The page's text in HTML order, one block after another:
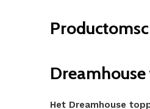
Het Dreamhouse